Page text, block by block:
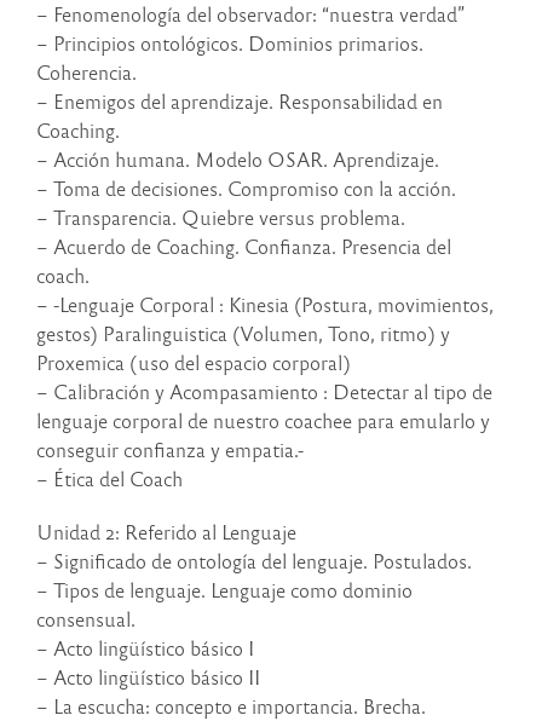
– Fenomenología del observador: “nuestra verdad”
– Principios ontológicos. Dominios primarios.
Coherencia.
– Enemigos del aprendizaje. Responsabilidad en
Coaching.
– Acción humana. Modelo OSAR. Aprendizaje.
– Toma de decisiones. Compromiso con la acción.
– Transparencia. Quiebre versus problema.
– Acuerdo de Coaching. Confianza. Presencia del
coach.
– -Lenguaje Corporal : Kinesia (Postura, movimientos,
gestos) Paralinguistica (Volumen, Tono, ritmo) y
Proxemica (uso del espacio corporal)
– Calibración y Acompasamiento : Detectar al tipo de
lenguaje corporal de nuestro coachee para emularlo y
conseguir confianza y empatia.-
– Ética del Coach
Unidad 2: Referido al Lenguaje
– Significado de ontología del lenguaje. Postulados.
– Tipos de lenguaje. Lenguaje como dominio
consensual.
– Acto lingüístico básico I
– Acto lingüístico básico II
– La escucha: concepto e importancia. Brecha.